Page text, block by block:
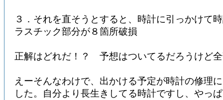
３．それを直そうとすると、時計に引っかけて
ラスチック部分が８箇所破損
正解はどれだ！？ 予想はついてるだろうけど
えーそんなわけで、出かける予定が時計の修理
した。自分より長生きしてる時計ですし、やっ